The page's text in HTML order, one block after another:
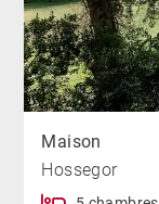
Maison
Hossegor